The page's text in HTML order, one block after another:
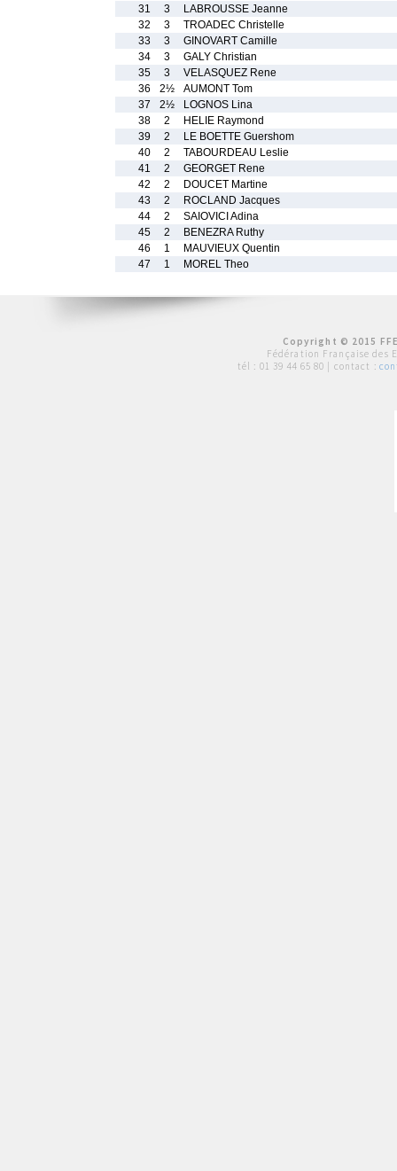
31
3
LABROUSSE Jeanne
32
3
TROADEC Christelle
33
3
GINOVART Camille
34
3
GALY Christian
35
3
VELASQUEZ Rene
36
2½
AUMONT Tom
37
2½
LOGNOS Lina
38
2
HELIE Raymond
39
2
LE BOETTE Guershom
40
2
TABOURDEAU Leslie
41
2
GEORGET Rene
42
2
DOUCET Martine
43
2
ROCLAND Jacques
44
2
SAIOVICI Adina
45
2
BENEZRA Ruthy
46
1
MAUVIEUX Quentin
47
1 MOREL Theo
Copyright © 2015
Fédération Française des
tél : 01 39 44 65 80 | contact :